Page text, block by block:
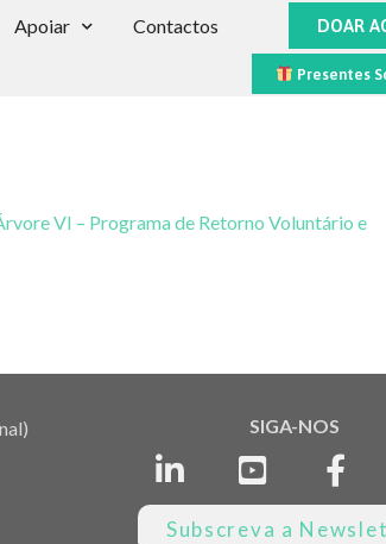
Apoiar Contactos DOAR
Presentes
VI – Programa de Retorno Voluntário e
SIGA-NOS
Subscreva a